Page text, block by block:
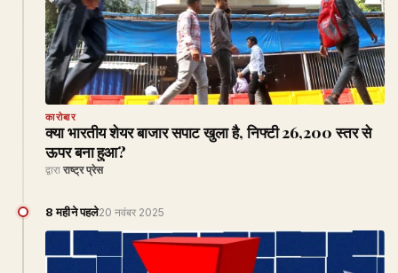
कारोबार
क्या भारतीय शेयर बाजार सपाट खुला है, निफ्टी 26,200 स्तर से
ऊपर बना हुआ?
द्वारा राष्ट्र प्रेस
8 महीने पहले20 नवंबर 2025